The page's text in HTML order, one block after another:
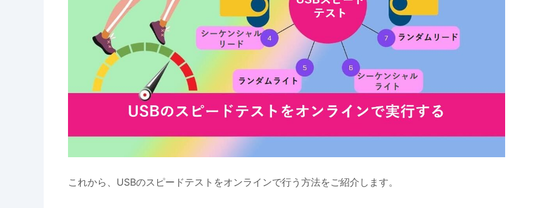
これから、USBのスピードテストをオンラインで行う方法をご紹介します。